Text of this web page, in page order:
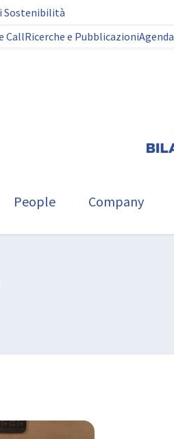
Sostenibilità
CallRicerche e PubblicazioniAgenda
People Company